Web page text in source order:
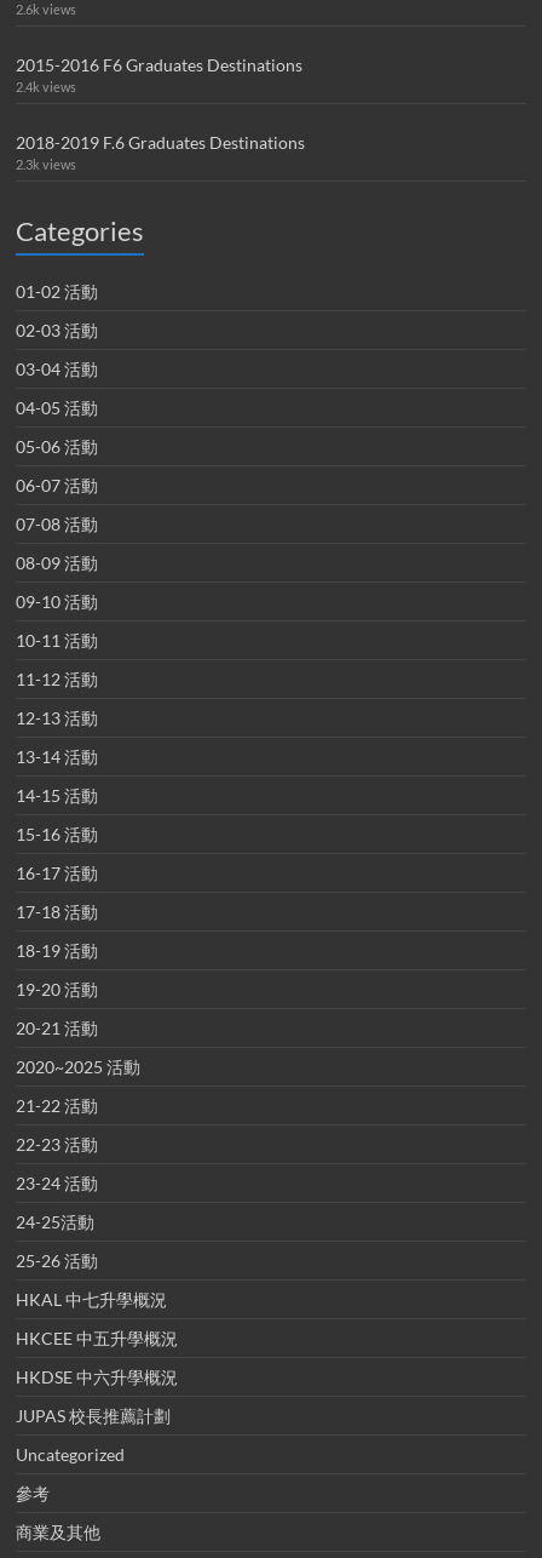
2.6k views
2015-2016 F6 Graduates Destinations
2.4k views
2018-2019 F.6 Graduates Destinations
2.3k views
Categories
01-02 活動
02-03 活動
03-04 活動
04-05 活動
05-06 活動
06-07 活動
07-08 活動
08-09 活動
09-10 活動
10-11 活動
11-12 活動
12-13 活動
13-14 活動
14-15 活動
15-16 活動
16-17 活動
17-18 活動
18-19 活動
19-20 活動
20-21 活動
2020~2025 活動
21-22 活動
22-23 活動
23-24 活動
24-25活動
25-26 活動
HKAL 中七升學概況
HKCEE 中五升學概況
HKDSE 中六升學概況
JUPAS 校長推薦計劃
Uncategorized
參考
商業及其他